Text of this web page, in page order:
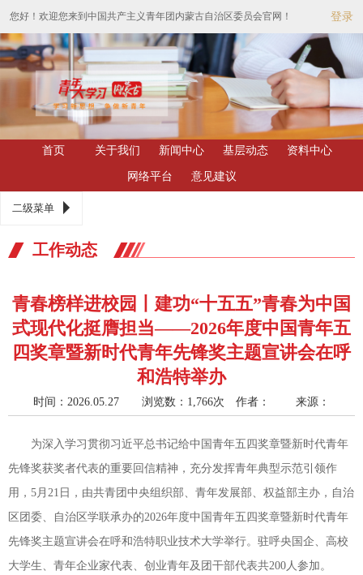
您好！欢迎您来到中国共产主义青年团内蒙古自治区委员会官网！ 登录
首页 关于我们 新闻中心 基层动态 资料中心
网络平台 意见建议
二级菜单
工作动态
青春榜样进校园丨建功“十五五”青春为中国
式现代化挺膺担当——2026年度中国青年五
四奖章暨新时代青年先锋奖主题宣讲会在呼
和浩特举办
时间：2026.05.27 浏览数：1,766次 作者： 来源：
为深入学习贯彻习近平总书记给中国青年五四奖章暨新时代青年
先锋奖获奖者代表的重要回信精神，充分发挥青年典型示范引领作
用，5月21日，由共青团中央组织部、青年发展部、权益部主办，自治
区团委、自治区学联承办的2026年度中国青年五四奖章暨新时代青年
先锋奖主题宣讲会在呼和浩特职业技术大学举行。驻呼央国企、高校
大学生、青年企业家代表、创业青年及团干部代表共200人参加。